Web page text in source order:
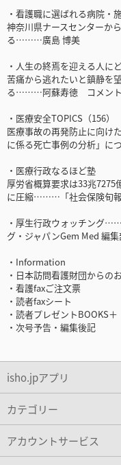
・看護職に選ばれる病院・
神奈川県ナースセンターか
る………廣島 博美
・人生の終焉を迎える人に
苦痛から逃れたいと鎮静を
る………阿蘇寿徳 コメント
・医療安全TOPICS（156）
医療事故の再発防止に向け
に係る死亡事例の分析」
・医療行政なるほど塾
厚労省概算要求は33兆7275
に圧縮………「社会保険旬
・厚生行政ウォッチング
グ・ジャパンGem Med 編
・Information
・日本訪問看護財団からの
・看護faxご注文票
・読者faxシート
・読者プレゼントBOOKS＋
・次号予告・編集後記
isho.jpアプリ
カテゴリー
アカウントサービス